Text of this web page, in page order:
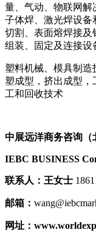
量、气动、物联网解
子体焊、激光焊设备
切割、表面熔焊接及
组装、固定及连接设
塑料机械、模具制
塑成型，挤出成型
工和回收技术
中展远洋商务咨询（
IEBC BUSINESS Co
联系人： 王女士
邮箱：
网址：